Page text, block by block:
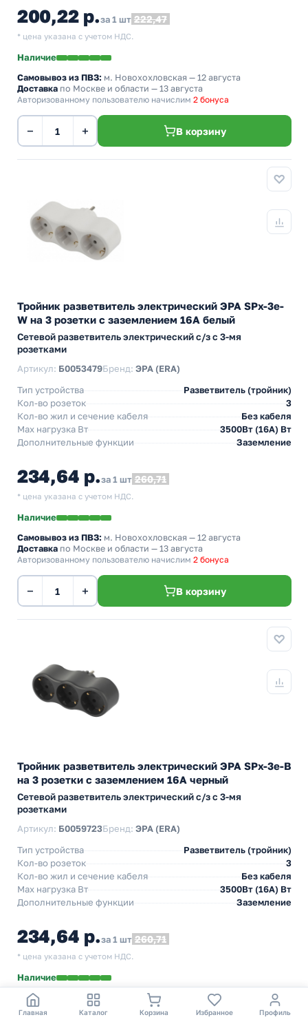
200,22 р.за 1 шт 222,47
* цена указана с учетом НДС.
Наличие
Самовывоз из ПВЗ: м. Новохохловская — 12 августа
Доставка по Москве и области — 13 августа
Авторизованному пользователю начислим 2 бонуса
− + В корзину
Тройник разветвитель электрический ЭРА SPx-3e-
W на 3 розетки с заземлением 16А белый
Сетевой разветвитель электрический с/з с 3-мя
розетками
Артикул: Б0053479Бренд: ЭРА (ERA)
Тип устройства
Разветвитель (тройник)
Кол-во розеток
3
Кол-во жил и сечение кабеля
Без кабеля
Max нагрузка Вт
3500Вт (16А) Вт
Дополнительные функции
Заземление
234,64 р.за 1 шт 260,71
* цена указана с учетом НДС.
Наличие
Самовывоз из ПВЗ: м. Новохохловская — 12 августа
Доставка по Москве и области — 13 августа
Авторизованному пользователю начислим 2 бонуса
− + В корзину
Тройник разветвитель электрический ЭРА SPx-3e-B
на 3 розетки с заземлением 16А черный
Сетевой разветвитель электрический с/з с 3-мя
розетками
Артикул: Б0059723Бренд: ЭРА (ERA)
Тип устройства
Разветвитель (тройник)
Кол-во розеток
3
Кол-во жил и сечение кабеля
Без кабеля
Max нагрузка Вт
3500Вт (16А) Вт
Дополнительные функции
Заземление
234,64 р.за 1 шт 260,71
* цена указана с учетом НДС.
Наличие
Самовывоз из ПВЗ: м. Новохохловская
— 12 августа
Доставка
по Москве и области — 13 августа
Авторизованному пользователю начислим
2 бонуса
Главная Каталог Корзина Избранное Профиль